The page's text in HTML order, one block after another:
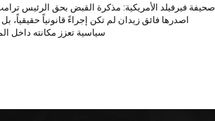
صحيفة فيرفيلد الأمريكية: مذكرة القبض بحق الرئيس
اصدرها فائق زيدان لم تكن إجراءً قانونياً حقيقياً،
سياسية تعزز مكانته داخل